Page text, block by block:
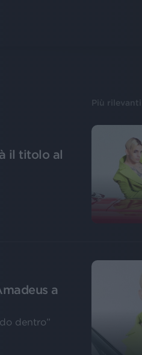
Più rilevanti
il titolo al
a
dentro”